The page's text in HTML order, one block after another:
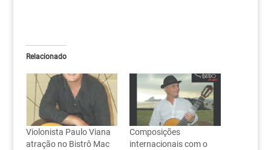
Relacionado
Violonista Paulo Viana
atração no Bistrô Mac
Composições
internacionais com o